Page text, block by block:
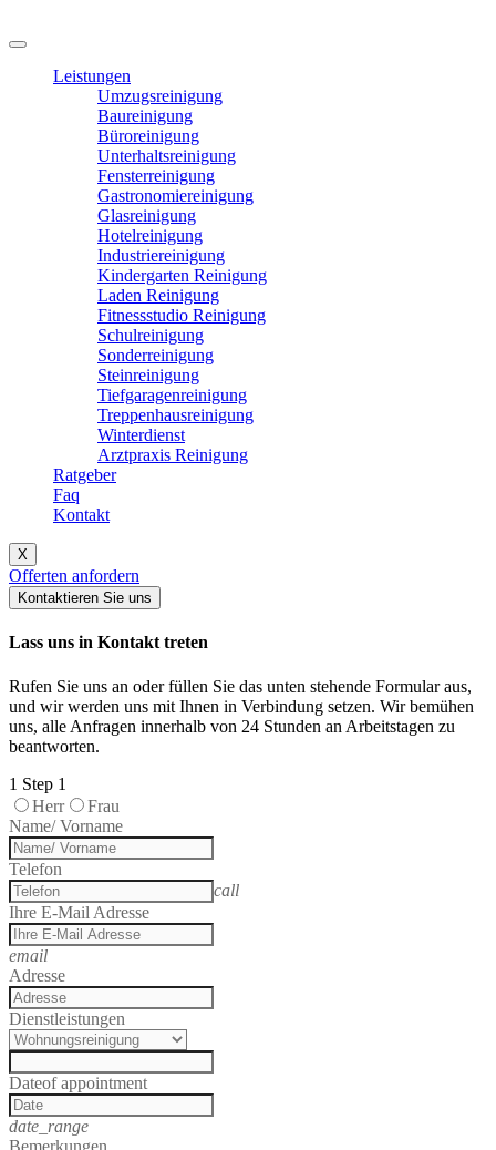
Leistungen
Umzugsreinigung
Baureinigung
Büroreinigung
Unterhaltsreinigung
Fensterreinigung
Gastronomiereinigung
Glasreinigung
Hotelreinigung
Industriereinigung
Kindergarten Reinigung
Laden Reinigung
Fitnessstudio Reinigung
Schulreinigung
Sonderreinigung
Steinreinigung
Tiefgaragenreinigung
Treppenhausreinigung
Winterdienst
Arztpraxis Reinigung
Ratgeber
Faq
Kontakt
X
Offerten anfordern
Kontaktieren Sie uns
Lass uns in Kontakt treten
Rufen Sie uns an oder füllen Sie das unten stehende Formular aus,
und wir werden uns mit Ihnen in Verbindung setzen. Wir bemühen
uns, alle Anfragen innerhalb von 24 Stunden an Arbeitstagen zu
beantworten.
1 Step 1
Herr
Frau
Name/ Vorname
Telefon
call
Ihre E-Mail Adresse
email
Adresse
Dienstleistungen
Dateof appointment
date_range
Bemerkungen